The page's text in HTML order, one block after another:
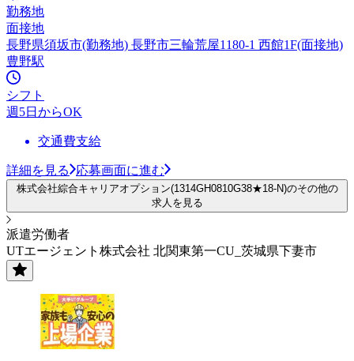
勤務地
面接地
長野県須坂市(勤務地) 長野市三輪荒屋1180-1 西館1F(面接地)
豊野駅
シフト
週5日からOK
交通費支給
詳細を見る 応募画面に進む
株式会社綜合キャリアオプション(1314GH0810G38★18-N)のその他の
求人を見る
派遣労働者
UTエージェント株式会社 北関東第一CU_茨城県下妻市